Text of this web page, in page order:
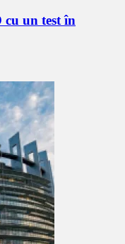
un test în